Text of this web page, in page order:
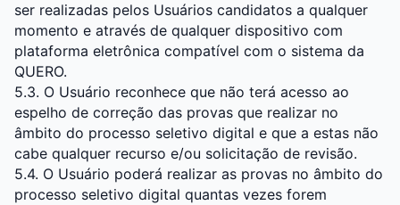
ser realizadas pelos Usuários candidatos a qualquer
momento e através de qualquer dispositivo com
plataforma eletrônica compatível com o sistema da
QUERO.
5.3. O Usuário reconhece que não terá acesso ao
espelho de correção das provas que realizar no
âmbito do processo seletivo digital e que a estas não
cabe qualquer recurso e/ou solicitação de revisão.
5.4. O Usuário poderá realizar as provas no âmbito do
processo seletivo digital quantas vezes forem